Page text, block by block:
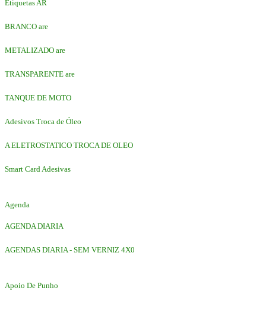
Etiquetas AR
BRANCO are
METALIZADO are
TRANSPARENTE are
TANQUE DE MOTO
Adesivos Troca de Óleo
A ELETROSTATICO TROCA DE OLEO
Smart Card Adesivas
Agenda
AGENDA DIARIA
AGENDAS DIARIA - SEM VERNIZ 4X0
Apoio De Punho